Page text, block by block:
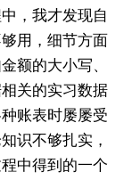
，我才发现自
用，细节方面
额的大小写、
关的实习数据
账表时屡屡受
识不够扎实，
中得到的一个